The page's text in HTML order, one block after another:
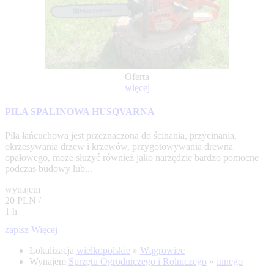
Oferta
więcej
PIŁA SPALINOWA HUSQVARNA
Piła łańcuchowa jest przeznaczona do ścinania, przycinania,
okrzesywania drzew i krzewów, przygotowywania drewna
opałowego, może służyć również jako narzędzie bardzo pomocne
podczas budowy lub...
wynajem
20 PLN /
1 h
zapisz Więcej
Lokalizacja wielkopolskie » Wągrowiec
Wynajem Sprzętu Ogrodniczego i Rolniczego » innego